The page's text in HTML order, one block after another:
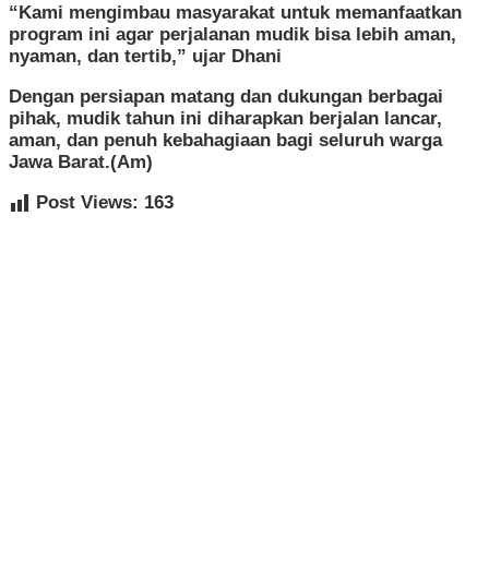
“Kami mengimbau masyarakat untuk memanfaatkan
program ini agar perjalanan mudik bisa lebih aman,
nyaman, dan tertib,” ujar Dhani
Dengan persiapan matang dan dukungan berbagai
pihak, mudik tahun ini diharapkan berjalan lancar,
aman, dan penuh kebahagiaan bagi seluruh warga
Jawa Barat.(Am)
Post Views: 163